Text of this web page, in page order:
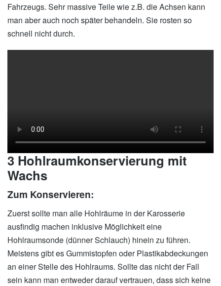
Fahrzeugs. Sehr massive Teile wie z.B. die Achsen kann
man aber auch noch später behandeln. Sie rosten so
schnell nicht durch.
3 Hohlraumkonservierung mit
Wachs
Zum Konservieren:
Zuerst sollte man alle Hohlräume in der Karosserie
ausfindig machen inklusive Möglichkeit eine
Hohlraumsonde (dünner Schlauch) hinein zu führen.
Meistens gibt es Gummistopfen oder Plastikabdeckungen
an einer Stelle des Hohlraums. Sollte das nicht der Fall
sein kann man entweder darauf vertrauen, dass sich keine